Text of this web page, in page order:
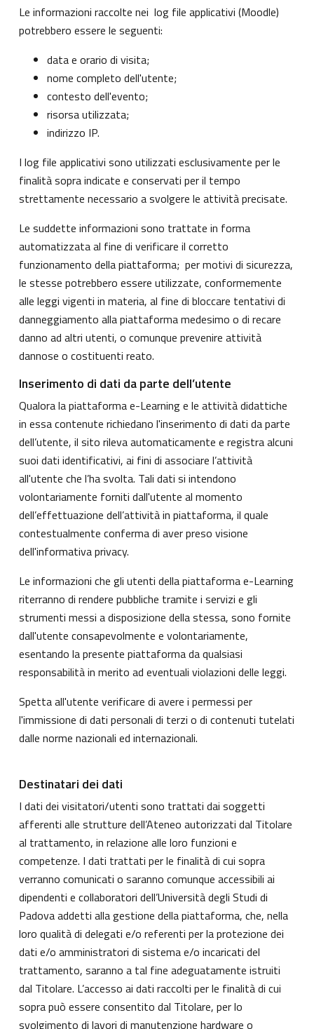
Le informazioni raccolte nei log file applicativi (Moodle)
potrebbero essere le seguenti:
data e orario di visita;
nome completo dell'utente;
contesto dell'evento;
risorsa utilizzata;
indirizzo IP.
I log file applicativi sono utilizzati esclusivamente per le
finalità sopra indicate e conservati per il tempo
strettamente necessario a svolgere le attività precisate.
Le suddette informazioni sono trattate in forma
automatizzata al fine di verificare il corretto
funzionamento della piattaforma; per motivi di sicurezza,
le stesse potrebbero essere utilizzate, conformemente
alle leggi vigenti in materia, al fine di bloccare tentativi di
danneggiamento alla piattaforma medesimo o di recare
danno ad altri utenti, o comunque prevenire attività
dannose o costituenti reato.
Inserimento di dati da parte dell’utente
Qualora la piattaforma e-Learning e le attività didattiche
in essa contenute richiedano l'inserimento di dati da parte
dell’utente, il sito rileva automaticamente e registra alcuni
suoi dati identificativi, ai fini di associare l’attività
all'utente che l’ha svolta. Tali dati si intendono
volontariamente forniti dall'utente al momento
dell’effettuazione dell’attività in piattaforma, il quale
contestualmente conferma di aver preso visione
dell'informativa privacy.
Le informazioni che gli utenti della piattaforma e-Learning
riterranno di rendere pubbliche tramite i servizi e gli
strumenti messi a disposizione della stessa, sono fornite
dall'utente consapevolmente e volontariamente,
esentando la presente piattaforma da qualsiasi
responsabilità in merito ad eventuali violazioni delle leggi.
Spetta all'utente verificare di avere i permessi per
l'immissione di dati personali di terzi o di contenuti tutelati
dalle norme nazionali ed internazionali.
Destinatari dei dati
I dati dei visitatori/utenti sono trattati dai soggetti
afferenti alle strutture dell’Ateneo autorizzati dal Titolare
al trattamento, in relazione alle loro funzioni e
competenze. I dati trattati per le finalità di cui sopra
verranno comunicati o saranno comunque accessibili ai
dipendenti e collaboratori dell’Università degli Studi di
Padova addetti alla gestione della piattaforma, che, nella
loro qualità di delegati e/o referenti per la protezione dei
dati e/o amministratori di sistema e/o incaricati del
trattamento, saranno a tal fine adeguatamente istruiti
dal Titolare. L’accesso ai dati raccolti per le finalità di cui
sopra può essere consentito dal Titolare, per lo
svolgimento di lavori di manutenzione hardware o